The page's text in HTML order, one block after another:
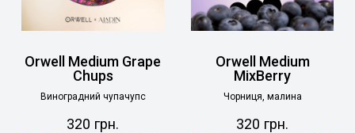
Orwell Medium Grape
Chups
Виноградний чупачупс
320 грн.
Orwell Medium
MixBerry
Чорниця, малина
320 грн.